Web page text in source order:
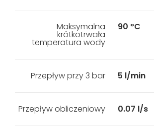
Maksymalna
krótkotrwała
temperatura wody
90 °C
Przepływ przy 3 bar 5 l/min
Przepływ obliczeniowy 0.07 l/s